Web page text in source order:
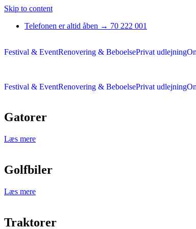
Skip to content
Telefonen er altid åben → 70 222 001
Festival & EventRenovering & BeboelsePrivat udlejning
Festival & EventRenovering & BeboelsePrivat udlejning
Gatorer
Læs mere
Golfbiler
Læs mere
Traktorer